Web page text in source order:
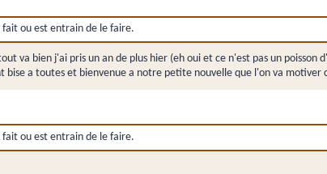
ou est entrain de le faire.
va bien j'ai pris un an de plus hier (eh oui et ce n'est pas un
bise a toutes et bienvenue a notre petite nouvelle que l'on va motiver
ou est entrain de le faire.